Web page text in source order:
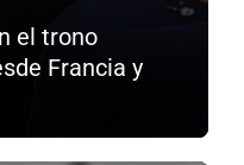
el trono
Francia y